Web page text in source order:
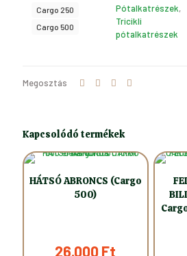
Cargo 250
Cargo 500
Pótalkatrészek,
Tricikli
pótalkatrészek
Megosztás
Kapcsolódó termékek
HÁTSÓ ABRONCS (Cargo
500)
26.000Ft